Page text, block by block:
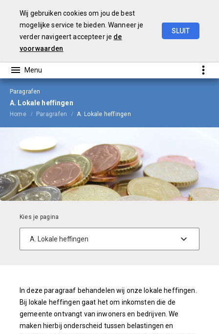
Wij gebruiken cookies om jou de best
mogelijke service te bieden. Wanneer je
verder navigeert accepteer je de
voorwaarden
SLUIT
Paragrafen
A. Lokale heffingen
Home Paragrafen A. Lokale heffingen
In deze paragraaf behandelen wij onze lokale heffingen.
Bij lokale heffingen gaat het om inkomsten die de
gemeente ontvangt van inwoners en bedrijven. We
maken hierbij onderscheid tussen belastingen en